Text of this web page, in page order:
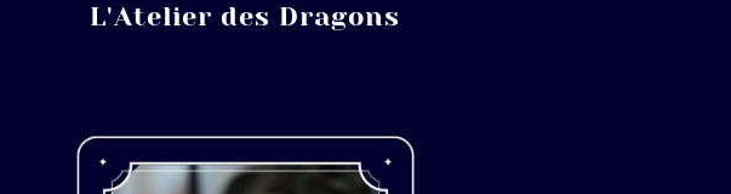
L'Atelier des Dragons